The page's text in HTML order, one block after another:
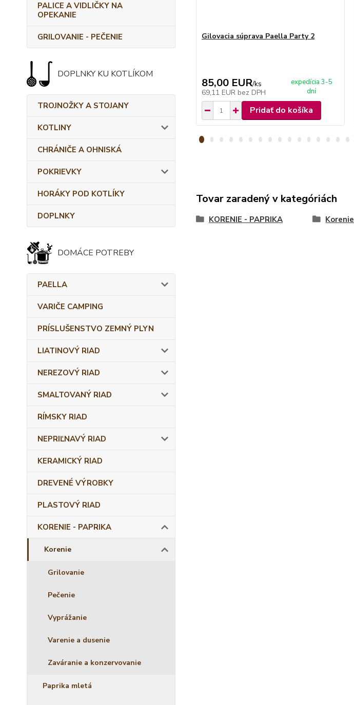
PALICE A VIDLIČKY NA
OPEKANIE
GRILOVANIE - PEČENIE
DOPLNKY KU KOTLÍKOM
TROJNOŽKY A STOJANY
KOTLINY
CHRÁNIČE A OHNISKÁ
POKRIEVKY
HORÁKY POD KOTLÍKY
DOPLNKY
DOMÁCE POTREBY
PAELLA
VARIČE CAMPING
PRÍSLUŠENSTVO ZEMNÝ PLYN
LIATINOVÝ RIAD
NEREZOVÝ RIAD
SMALTOVANÝ RIAD
RÍMSKY RIAD
NEPRIĽNAVÝ RIAD
KERAMICKÝ RIAD
DREVENÉ VÝROBKY
PLASTOVÝ RIAD
KORENIE - PAPRIKA
Korenie
Grilovanie
Pečenie
Vyprážanie
Varenie a dusenie
Zaváranie a konzervovanie
Paprika mletá
Gilovacia súprava Paella Party 2
85,00 EUR/ks
69,11 EUR bez DPH
expedícia 3-5
dní
Pridať do košíka
Tovar zaradený v kategóriách
KORENIE - PAPRIKA Korenie